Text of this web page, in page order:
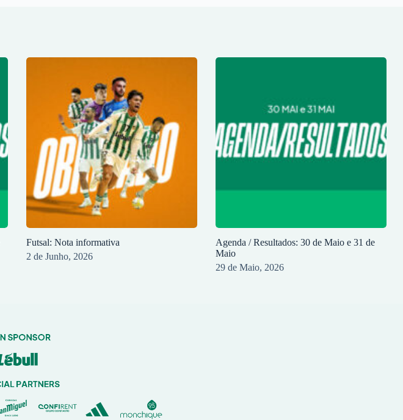
Futsal: Nota informativa
2 de Junho, 2026
Agenda / Resultados: 30 de Maio e 31 de
Maio
29 de Maio, 2026